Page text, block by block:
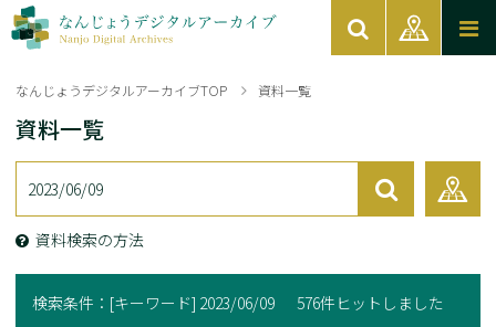
なんじょうデジタルアーカイブTOP 資料一覧
資料一覧
資料検索の方法
検索条件： [キーワード] 2023/06/09 576件ヒットしました